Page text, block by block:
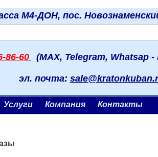
М4-ДОН, пос.
86-60 (MAX, Telegram, Whatsap
эл. почта:
Услуги Компания Контакты